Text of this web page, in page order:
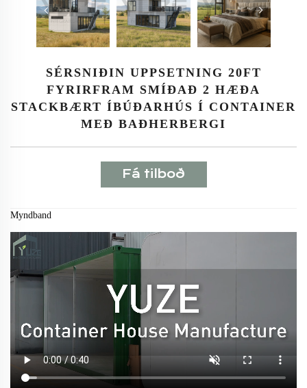
SÉRSNIÐIN UPPSETNING 20FT
FYRIRFRAM SMÍÐAÐ 2 HÆÐA
STACKBÆRT ÍBÚÐARHÚS Í CONTAINER
MEÐ BAÐHERBERGI
Fá tilboð
Myndband